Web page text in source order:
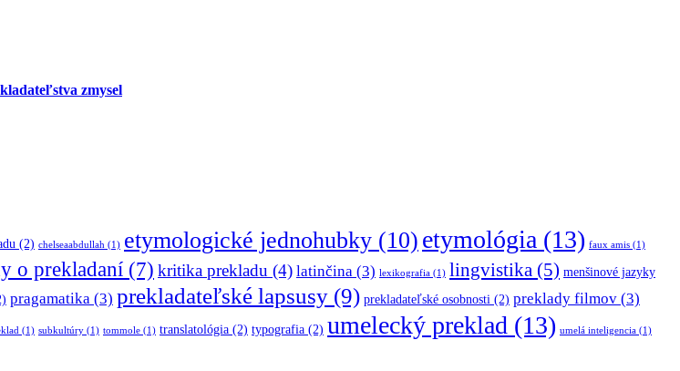
zmysel
(2) chelseaabdullah (1) etymologické jednohubky (10) etymológia (13) faux amis (1)
o prekladaní (7) kritika prekladu (4) latinčina (3) lexikografia (1) lingvistika (5) menšinové jazyky
pragamatika (3) prekladateľské lapsusy (9) prekladateľské osobnosti (2) preklady filmov (3)
(1) subkultúry (1) tommole (1) translatológia (2) typografia (2) umelecký preklad (13) umelá inteligencia (1)